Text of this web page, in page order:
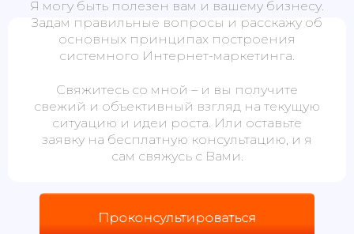
Я могу быть полезен вам и вашему бизнесу.
Задам правильные вопросы и расскажу об
основных принципах построения
системного Интернет-маркетинга.
Свяжитесь со мной – и вы получите
свежий и объективный взгляд на текущую
ситуацию и идеи роста. Или оставьте
заявку на бесплатную консультацию, и я
сам свяжусь с Вами.
Проконсультироваться